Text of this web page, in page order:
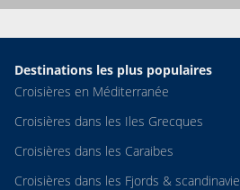
Destinations les plus populaires
Croisières en Méditerranée
Croisières dans les Iles Grecques
Croisières dans les Caraibes
Croisières dans les Fjords & scandinavie